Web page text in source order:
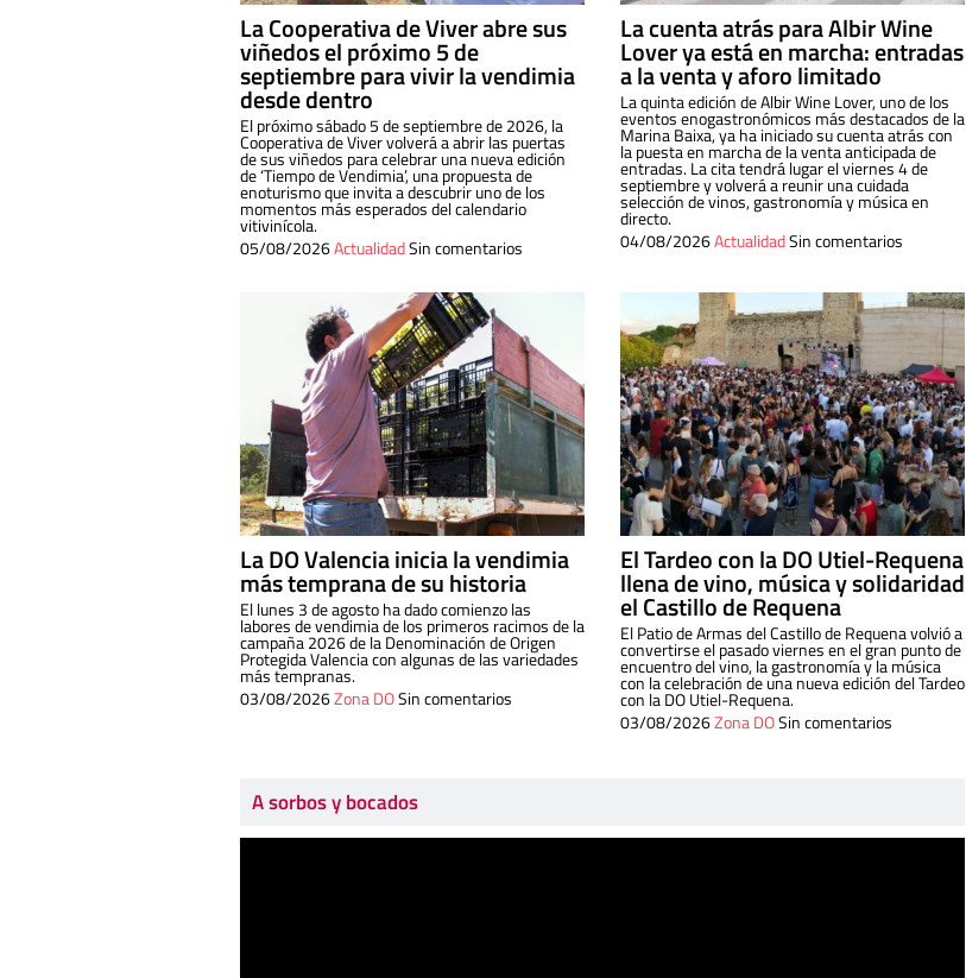
La Cooperativa de Viver abre sus
viñedos el próximo 5 de
septiembre para vivir la vendimia
desde dentro
El próximo sábado 5 de septiembre de 2026, la
Cooperativa de Viver volverá a abrir las puertas
de sus viñedos para celebrar una nueva edición
de ‘Tiempo de Vendimia’, una propuesta de
enoturismo que invita a descubrir uno de los
momentos más esperados del calendario
vitivinícola.
05/08/2026ActualidadSin comentarios
La cuenta atrás para Albir Wine
Lover ya está en marcha: entradas
a la venta y aforo limitado
La quinta edición de Albir Wine Lover, uno de los
eventos enogastronómicos más destacados de la
Marina Baixa, ya ha iniciado su cuenta atrás con
la puesta en marcha de la venta anticipada de
entradas. La cita tendrá lugar el viernes 4 de
septiembre y volverá a reunir una cuidada
selección de vinos, gastronomía y música en
directo.
04/08/2026ActualidadSin comentarios
La DO Valencia inicia la vendimia
más temprana de su historia
El lunes 3 de agosto ha dado comienzo las
labores de vendimia de los primeros racimos de la
campaña 2026 de la Denominación de Origen
Protegida Valencia con algunas de las variedades
más tempranas.
03/08/2026Zona DOSin comentarios
El Tardeo con la DO Utiel-Requena
llena de vino, música y solidaridad
el Castillo de Requena
El Patio de Armas del Castillo de Requena volvió a
convertirse el pasado viernes en el gran punto de
encuentro del vino, la gastronomía y la música
con la celebración de una nueva edición del Tardeo
con la DO Utiel-Requena.
03/08/2026Zona DOSin comentarios
A sorbos y bocados